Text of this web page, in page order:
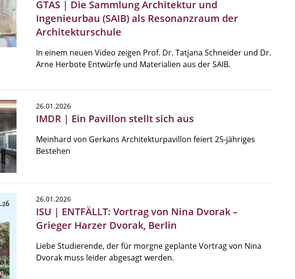
GTAS | Die Sammlung Architektur und
Ingenieurbau (SAIB) als Resonanzraum der
Architekturschule
In einem neuen Video zeigen Prof. Dr. Tatjana Schneider und Dr.
Arne Herbote Entwürfe und Materialien aus der SAIB.
26.01.2026
IMDR | Ein Pavillon stellt sich aus
Meinhard von Gerkans Architekturpavillon feiert 25-jähriges
Bestehen
26.01.2026
ISU | ENTFÄLLT: Vortrag von Nina Dvorak –
Grieger Harzer Dvorak, Berlin
Liebe Studierende, der für morgne geplante Vortrag von Nina
Dvorak muss leider abgesagt werden.